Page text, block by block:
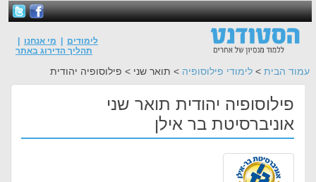
לימודים מי אנחנו
תהליך הדירוג באתר
עמוד הבית > לימודי פילוסופיה > תואר שני > פילוסופיה יהודית
פילוסופיה יהודית תואר שני
אוניברסיטת בר אילן